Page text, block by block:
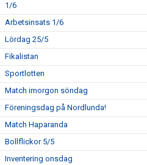
1/6
Arbetsinsats 1/6
Lördag 25/5
Fikalistan
Sportlotten
Match imorgon söndag
Föreningsdag på Nordlunda!
Match Haparanda
Bollflickor 5/5
Inventering onsdag